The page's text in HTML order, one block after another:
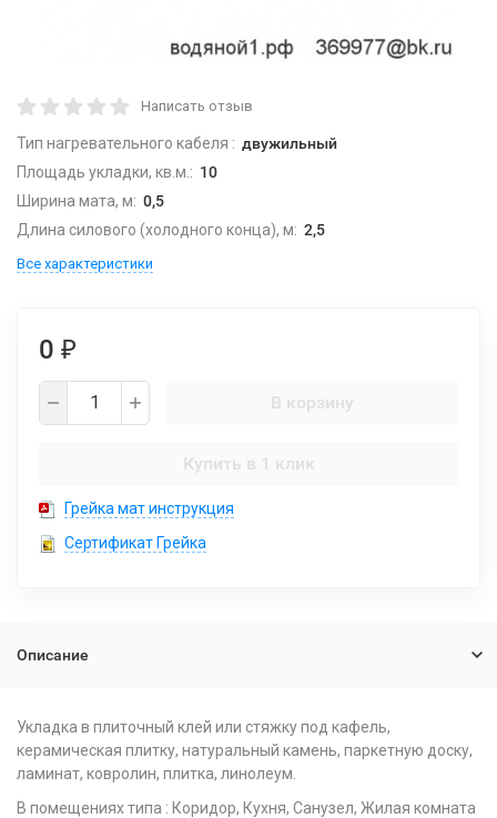
Написать отзыв
Тип нагревательного кабеля : двужильный
Площадь укладки, кв.м.: 10
Ширина мата, м: 0,5
Длина силового (холодного конца), м: 2,5
Все характеристики
0 ₽
В корзину
Купить в 1 клик
Грейка мат инструкция
Сертификат Грейка
Описание
Укладка в плиточный клей или стяжку под кафель,
керамическая плитку, натуральный камень, паркетную доску,
ламинат, ковролин, плитка, линолеум.
В помещениях типа : Коридор, Кухня, Санузел, Жилая комната